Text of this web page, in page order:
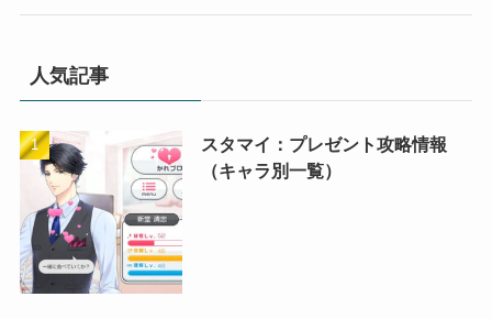
人気記事
スタマイ：プレゼント攻略情報
（キャラ別一覧）